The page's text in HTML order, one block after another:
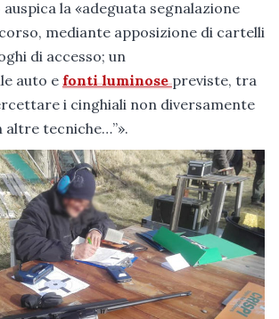
la «adeguata segnalazione
mediante apposizione di cartelli
di accesso; un
auto e fonti luminosepreviste, tra
i cinghiali non diversamente
tecniche…”».